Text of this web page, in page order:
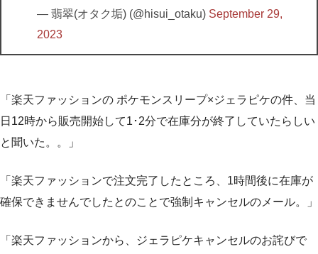
— 翡翠(オタク垢) (@hisui_otaku) September 29,
2023
「楽天ファッションの ポケモンスリープ×ジェラピケの件、当
日12時から販売開始して1･2分で在庫分が終了していたらしい
と聞いた。。」
「楽天ファッションで注文完了したところ、1時間後に在庫が
確保できませんでしたとのことで強制キャンセルのメール。」
「楽天ファッションから、ジェラピケキャンセルのお詫びで